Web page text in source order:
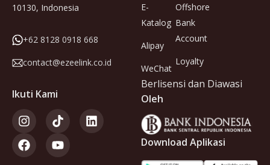
10130, Indonesia
+62 8128 0918 668
contact@ezeelink.co.id
Ikuti Kami
E-
Katalog
Alipay
WeChat
Offshore
Bank
Account
Loyalty
Berlisensi dan Diawasi
Oleh
Download Aplikasi